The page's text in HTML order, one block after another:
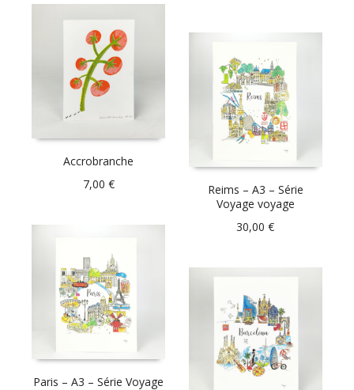
Accrobranche
7,00 €
Reims – A3 – Série
Voyage voyage
30,00€
Paris – A3 – Série Voyage